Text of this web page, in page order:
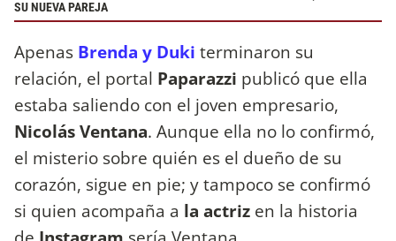
SU NUEVA PAREJA
Apenas Brenda y Duki terminaron su
relación, el portal Paparazzi publicó que ella
estaba saliendo con el joven empresario,
Nicolás Ventana. Aunque ella no lo confirmó,
el misterio sobre quién es el dueño de su
corazón, sigue en pie; y tampoco se confirmó
si quien acompaña a la actriz en la historia